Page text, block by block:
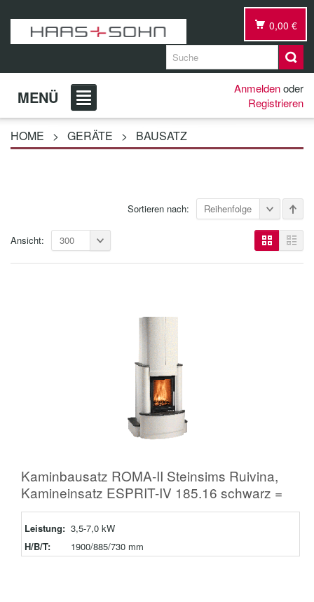
0,00 €
MENÜ Anmeldenoder
Registrieren
HOME > GERÄTE > BAUSATZ
Sortieren nach: Reihenfolge
Ansicht: 300
Kaminbausatz ROMA-II Steinsims Ruivina,
Kamineinsatz ESPRIT-IV 185.16 schwarz =
Leistung: 3,5-7,0 kW
H/B/T:
1900/885/730 mm